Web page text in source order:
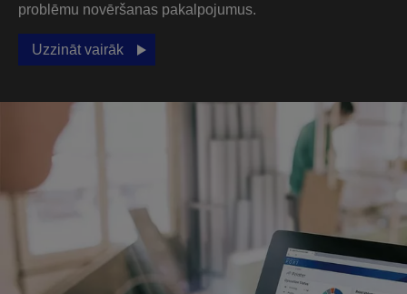
problēmu novēršanas pakalpojumus.
Uzzināt vairāk